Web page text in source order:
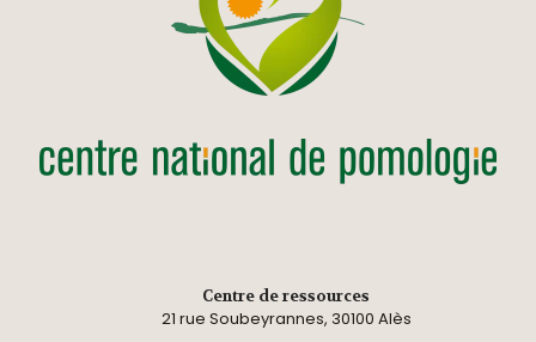
Centre de ressources
21 rue Soubeyrannes, 30100 Alès